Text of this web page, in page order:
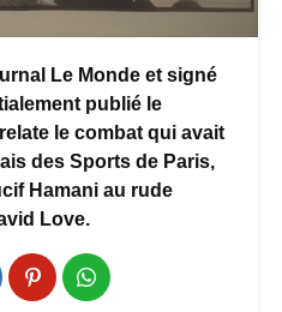
Le Monde et signé
publié le
le combat qui avait
des Sports de Paris,
Hamani au rude
Love.